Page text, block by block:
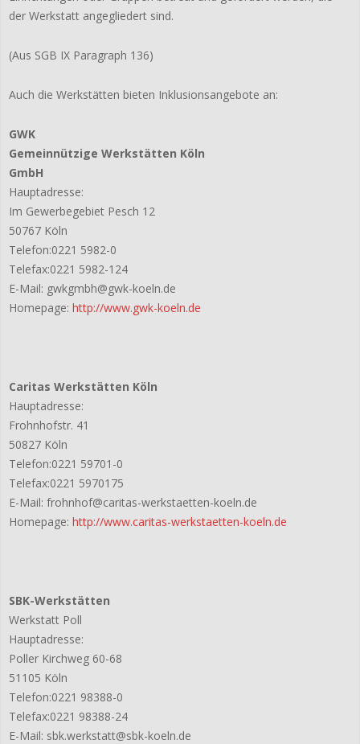
der Werkstatt angegliedert sind.
(Aus SGB IX Paragraph 136)
Auch die Werkstätten bieten Inklusionsangebote an:
GWK
Gemeinnützige Werkstätten Köln
GmbH
Hauptadresse:
Im Gewerbegebiet Pesch 12
50767 Köln
Telefon:0221 5982-0
Telefax:0221 5982-124
E-Mail: gwkgmbh@gwk-koeln.de
Homepage: http://www.gwk-koeln.de
Caritas Werkstätten Köln
Hauptadresse:
Frohnhofstr. 41
50827 Köln
Telefon:0221 59701-0
Telefax:0221 5970175
E-Mail: frohnhof@caritas-werkstaetten-koeln.de
Homepage: http://www.caritas-werkstaetten-koeln.de
SBK-Werkstätten
Werkstatt Poll
Hauptadresse:
Poller Kirchweg 60-68
51105 Köln
Telefon:0221 98388-0
Telefax:0221 98388-24
E-Mail: sbk.werkstatt@sbk-koeln.de